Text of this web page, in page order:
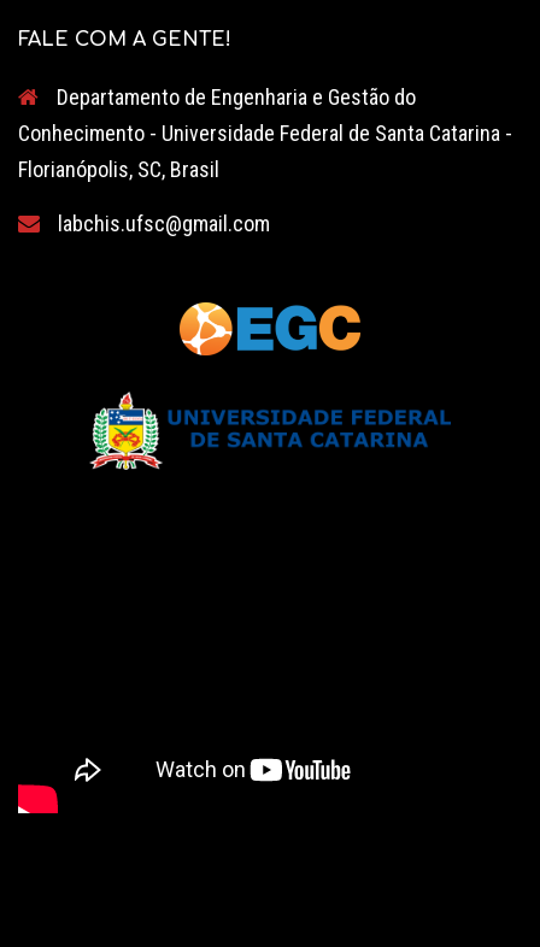
FALE COM A GENTE!
Departamento de Engenharia e Gestão do
Conhecimento - Universidade Federal de Santa Catarina -
Florianópolis, SC, Brasil
labchis.ufsc@gmail.com